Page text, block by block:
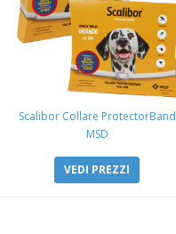
Scalibor Collare ProtectorBand
MSD
VEDI PREZZI